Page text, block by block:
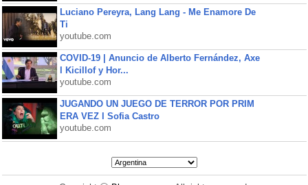
Luciano Pereyra, Lang Lang - Me Enamore De
Ti
youtube.com
COVID-19 | Anuncio de Alberto Fernández, Axe
l Kicillof y Hor...
youtube.com
JUGANDO UN JUEGO DE TERROR POR PRIM
ERA VEZ l Sofia Castro
youtube.com